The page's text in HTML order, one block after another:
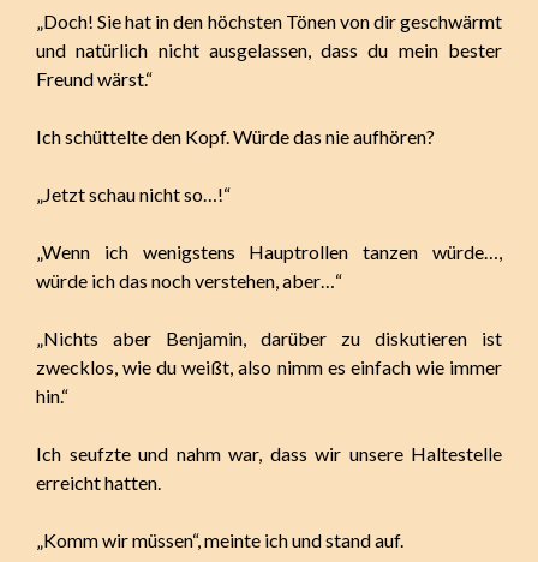
„Doch! Sie hat in den höchsten Tönen von dir geschwärmt
und natürlich nicht ausgelassen, dass du mein bester
Freund wärst.“
Ich schüttelte den Kopf. Würde das nie aufhören?
„Jetzt schau nicht so…!“
„Wenn ich wenigstens Hauptrollen tanzen würde…,
würde ich das noch verstehen, aber…“
„Nichts aber Benjamin, darüber zu diskutieren ist
zwecklos, wie du weißt, also nimm es einfach wie immer
hin.“
Ich seufzte und nahm war, dass wir unsere Haltestelle
erreicht hatten.
„Komm wir müssen“, meinte ich und stand auf.